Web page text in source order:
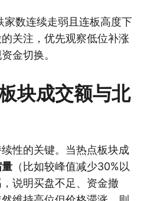
家数连续走弱且连板高度下
关注，优先观察低位补涨
金切换。
块成交额与北
性的关键。当热点板块成
（比如较峰值减少30%以
说明买盘不足、资金撤